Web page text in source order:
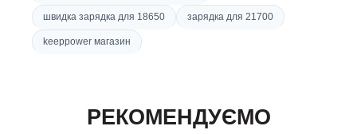
швидка зарядка для 18650 зарядка для 21700
keeppower магазин
РЕКОМЕНДУЄМО